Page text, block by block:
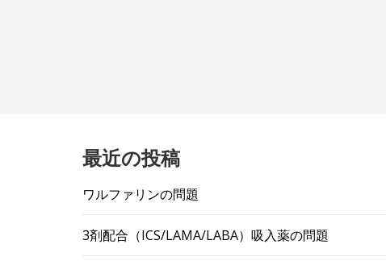
最近の投稿
ワルファリンの問題
3剤配合（ICS/LAMA/LABA）吸入薬の問題